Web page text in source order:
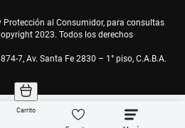
Carrito
Protección al Consumidor, para consultas
2023. Todos los derechos
7, Av. Santa Fe 2830 – 1° piso, C.A.B.A.